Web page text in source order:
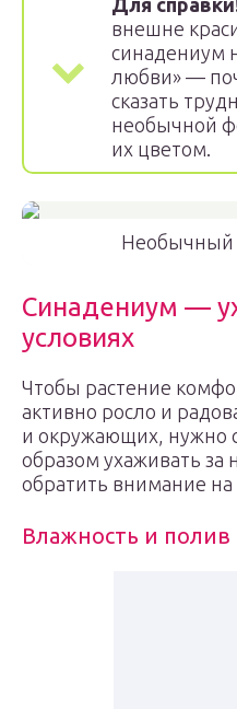
Для
внешне
синадениум
любви» —
сказать
необычной
их цветом.
Необычный
Синадениум —
условиях
Чтобы растение
активно росло и
и окружающих, нужно
образом ухаживать
обратить внимание на
Влажность и полив